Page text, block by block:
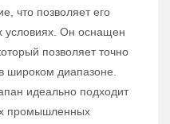
что позволяет его
условиях. Он оснащен
позволяет точно
широком диапазоне.
идеально подходит
промышленных